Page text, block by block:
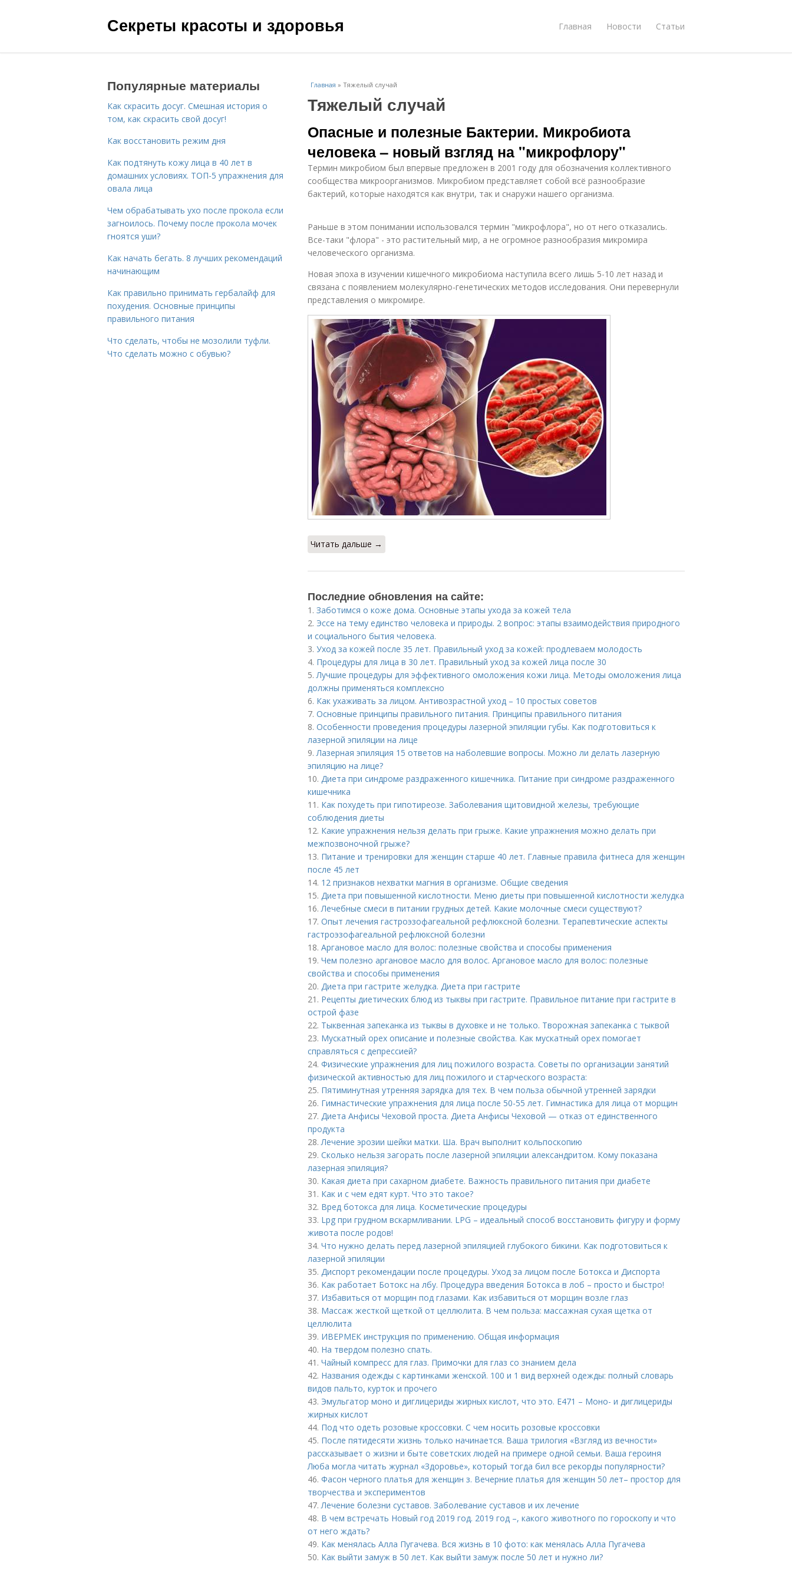
Секреты красоты и здоровья Главная Новости Статьи
Главная » Тяжелый случай
Тяжелый случай
Опасные и полезные Бактерии. Микробиота
человека – новый взгляд на "микрофлору"
Термин микробиом был впервые предложен в 2001 году для обозначения коллективного
сообщества микроорганизмов. Микробиом представляет собой всё разнообразие
бактерий, которые находятся как внутри, так и снаружи нашего организма.
Раньше в этом понимании использовался термин "микрофлора", но от него отказались.
Все-таки "флора" - это растительный мир, а не огромное разнообразия микромира
человеческого организма.
Новая эпоха в изучении кишечного микробиома наступила всего лишь 5-10 лет назад и
связана с появлением молекулярно-генетических методов исследования. Они перевернули
представления о микромире.
Читать дальше →
Последние обновления на сайте:
1. Заботимся о коже дома. Основные этапы ухода за кожей тела
2. Эссе на тему единство человека и природы. 2 вопрос: этапы взаимодействия природного
и социального бытия человека.
3. Уход за кожей после 35 лет. Правильный уход за кожей: продлеваем молодость
4. Процедуры для лица в 30 лет. Правильный уход за кожей лица после 30
5.Лучшие процедуры для эффективного омоложения кожи лица. Методы омоложения лица
должны применяться комплексно
6. Как ухаживать за лицом. Антивозрастной уход – 10 простых советов
7. Основные принципы правильного питания. Принципы правильного питания
8. Особенности проведения процедуры лазерной эпиляции губы. Как подготовиться к
лазерной эпиляции на лице
9.Лазерная эпиляция 15 ответов на наболевшие вопросы. Можно ли делать лазерную
эпиляцию на лице?
10. Диета при синдроме раздраженного кишечника. Питание при синдроме раздраженного
кишечника
11. Как похудеть при гипотиреозе. Заболевания щитовидной железы, требующие
соблюдения диеты
12. Какие упражнения нельзя делать при грыже. Какие упражнения можно делать при
межпозвоночной грыже?
13. Питание и тренировки для женщин старше 40 лет. Главные правила фитнеса для женщин
после 45 лет
14. 12 признаков нехватки магния в организме. Общие сведения
15. Диета при повышенной кислотности. Меню диеты при повышенной кислотности желудка
16.Лечебные смеси в питании грудных детей. Какие молочные смеси существуют?
17. Опыт лечения гастроэзофагеальной рефлюксной болезни. Терапевтические аспекты
гастроэзофагеальной рефлюксной болезни
18. Аргановое масло для волос: полезные свойства и способы применения
19. Чем полезно аргановое масло для волос. Аргановое масло для волос: полезные
свойства и способы применения
20. Диета при гастрите желудка. Диета при гастрите
21. Рецепты диетических блюд из тыквы при гастрите. Правильное питание при гастрите в
острой фазе
22. Тыквенная запеканка из тыквы в духовке и не только. Творожная запеканка с тыквой
23. Мускатный орех описание и полезные свойства. Как мускатный орех помогает
справляться с депрессией?
24. Физические упражнения для лиц пожилого возраста. Советы по организации занятий
физической активностью для лиц пожилого и старческого возраста:
25. Пятиминутная утренняя зарядка для тех. В чем польза обычной утренней зарядки
26. Гимнастические упражнения для лица после 50-55 лет. Гимнастика для лица от морщин
27. Диета Анфисы Чеховой проста. Диета Анфисы Чеховой — отказ от единственного
продукта
28.Лечение эрозии шейки матки. Ша. Врач выполнит кольпоскопию
29. Сколько нельзя загорать после лазерной эпиляции александритом. Кому показана
лазерная эпиляция?
30. Какая диета при сахарном диабете. Важность правильного питания при диабете
31. Как и с чем едят курт. Что это такое?
32. Вред ботокса для лица. Косметические процедуры
33. Lpg при грудном вскармливании. LPG – идеальный способ восстановить фигуру и форму
живота после родов!
34. Что нужно делать перед лазерной эпиляцией глубокого бикини. Как подготовиться к
лазерной эпиляции
35. Диспорт рекомендации после процедуры. Уход за лицом после Ботокса и Диспорта
36. Как работает Ботокс на лбу. Процедура введения Ботокса в лоб – просто и быстро!
37. Избавиться от морщин под глазами. Как избавиться от морщин возле глаз
38. Массаж жесткой щеткой от целлюлита. В чем польза: массажная сухая щетка от
целлюлита
39. ИВЕРМЕК инструкция по применению. Общая информация
40. На твердом полезно спать.
41. Чайный компресс для глаз. Примочки для глаз со знанием дела
42. Названия одежды с картинками женской. 100 и 1 вид верхней одежды: полный словарь
видов пальто, курток и прочего
43. Эмульгатор моно и диглицериды жирных кислот, что это. Е471 – Моно- и диглицериды
жирных кислот
44. Под что одеть розовые кроссовки. С чем носить розовые кроссовки
45. После пятидесяти жизнь только начинается. Ваша трилогия «Взгляд из вечности»
рассказывает о жизни и быте советских людей на примере одной семьи. Ваша героиня
Люба могла читать журнал «Здоровье», который тогда бил все рекорды популярности?
46. Фасон черного платья для женщин з. Вечерние платья для женщин 50 лет– простор для
творчества и экспериментов
47.Лечение болезни суставов. Заболевание суставов и их лечение
48. В чем встречать Новый год 2019 год. 2019 год –, какого животного по гороскопу и что
от него ждать?
49. Как менялась Алла Пугачева. Вся жизнь в 10 фото: как менялась Алла Пугачева
50. Как выйти замуж в 50 лет. Как выйти замуж после 50 лет и нужно ли?
Популярные материалы
Как скрасить досуг. Смешная история о
том, как скрасить свой досуг!
Как восстановить режим дня
Как подтянуть кожу лица в 40 лет в
домашних условиях. ТОП-5 упражнения для
овала лица
Чем обрабатывать ухо после прокола если
загноилось. Почему после прокола мочек
гноятся уши?
Как начать бегать. 8 лучших рекомендаций
начинающим
Как правильно принимать гербалайф для
похудения. Основные принципы
правильного питания
Что сделать, чтобы не мозолили туфли.
Что сделать можно с обувью?